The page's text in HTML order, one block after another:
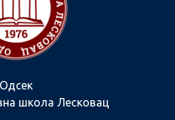
Одсек
школа Лесковац